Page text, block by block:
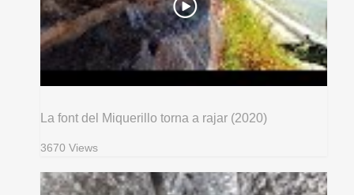
La font del Miquerillo torna a rajar (2020)
3670 Views